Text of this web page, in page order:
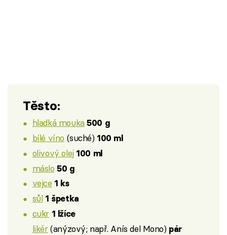
Těsto:
hladká mouka 500 g
bílé víno (suché) 100 ml
olivový olej 100 ml
máslo 50 g
vejce 1 ks
sůl 1 špetka
cukr 1 lžíce
likér(anýzový; např. Anís del Mono) pár